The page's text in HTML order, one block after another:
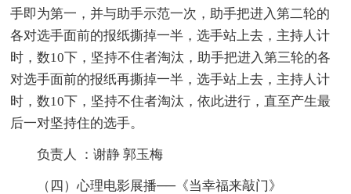
手即为第一，并与助手示范一次，助手把进入第二轮的
各对选手面前的报纸撕掉一半，选手站上去，主持人计
时，数10下，坚持不住者淘汰，助手把进入第三轮的各
对选手面前的报纸再撕掉一半，选手站上去，主持人计
时，数10下，坚持不住者淘汰，依此进行，直至产生最
后一对坚持住的选手。
负责人 ：谢静 郭玉梅
（四）心理电影展播──《当幸福来敲门》